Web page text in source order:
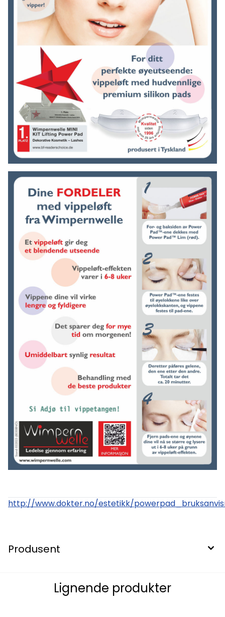
http://www.dokter.no/estetikk/
Produsent
Lignende produkter